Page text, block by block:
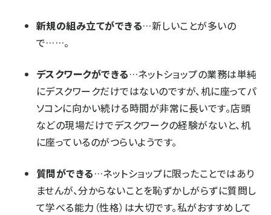
新規の組み立てができる…新しいことが多いの
で……。
デスクワークができる…ネットショップの業務は単純
にデスクワークだけではないのですが、机に座ってパ
ソコンに向かい続ける時間が非常に長いです。店頭
などの現場だけでデスクワークの経験がないと、机
に座っているのがつらいようです。
質問ができる…ネットショップに限ったことではあり
ませんが、分からないことを恥ずかしがらずに質問し
て学べる能力（性格）は大切です。私がおすすめして